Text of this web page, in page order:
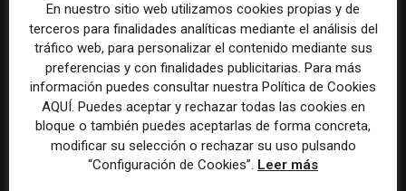
llegada de la pandemia se tuvo que reinventar,
pero no habían trabajado hasta entonces la parte
digital.
En parte por lo aprendido en los cursos, se
transformaron digitalmente. «Hicieron cambios en el
sitio que tenían, y con la ayuda de los programas de
En nuestro sitio web utilizamos cookies propias y de
terceros para finalidades analíticas mediante el análisis del
tráfico web, para personalizar el contenido mediante sus
preferencias y con finalidades publicitarias. Para más
información puedes consultar nuestra Política de Cookies
AQUÍ. Puedes aceptar y rechazar todas las cookies en
bloque o también puedes aceptarlas de forma concreta,
modificar su selección o rechazar su uso pulsando
“Configuración de Cookies”. Leer más